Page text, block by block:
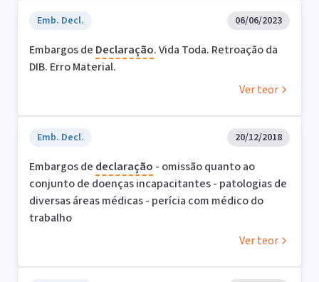
Emb. Decl. 06/06/2023
Embargos de Declaração. Vida Toda. Retroação da
DIB. Erro Material.
Ver teor
Emb. Decl. 20/12/2018
Embargos de declaração - omissão quanto ao
conjunto de doenças incapacitantes - patologias de
diversas áreas médicas - perícia com médico do
trabalho
Ver teor